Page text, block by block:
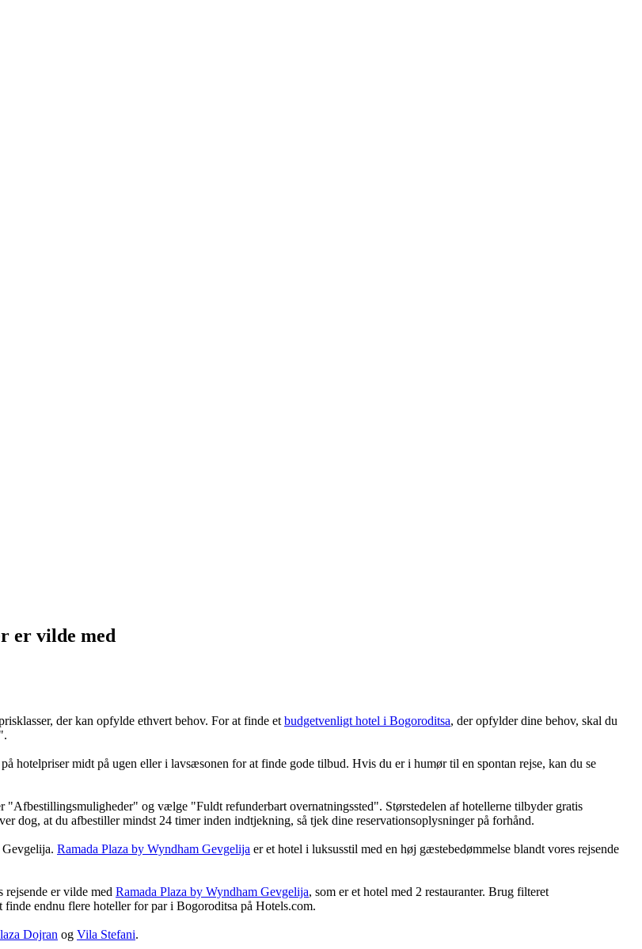
er vilde med
der kan opfylde ethvert behov. For at finde et budgetvenligt hotel i Bogoroditsa, der opfylder dine behov, skal du
hotelpriser midt på ugen eller i lavsæsonen for at finde gode tilbud. Hvis du er i humør til en spontan rejse, kan du se
og vælge "Fuldt refunderbart overnatningssted". Størstedelen af hotellerne tilbyder gratis
dog, at du afbestiller mindst 24 timer inden indtjekning, så tjek dine reservationsoplysninger på forhånd.
Gevgelija. Ramada Plaza by Wyndham Gevgelija er et hotel i luksusstil med en høj gæstebedømmelse blandt vores rejsende
er vilde med Ramada Plaza by Wyndham Gevgelija, som er et hotel med 2 restauranter. Brug filteret
endnu flere hoteller for par i Bogoroditsa på Hotels.com.
Dojran og Vila Stefani.